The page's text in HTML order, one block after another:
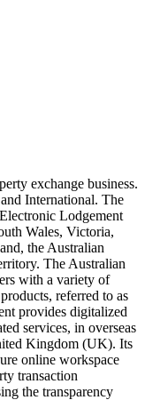
exchange business.
International. The
Lodgement
Wales, Victoria,
the Australian
The Australian
with a variety of
referred to as
provides digitalized
services, in overseas
Kingdom (UK). Its
online workspace
transaction
the transparency